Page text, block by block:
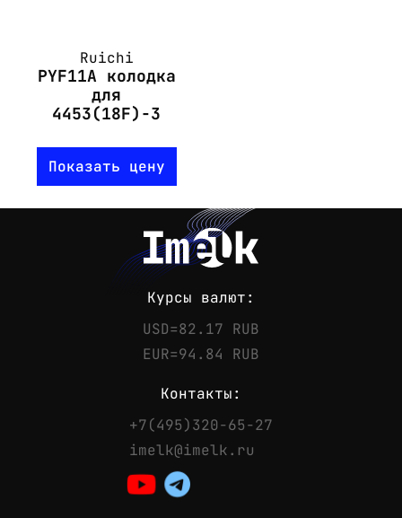
Контакты
Email: imelk@imelk.ru
Ruichi
PYF11A колодка
для
4453(18F)-3
Показать цену
Курсы валют:
USD=82.17 RUB
EUR=94.84 RUB
Контакты:
+7(495)320-65-27
imelk@imelk.ru